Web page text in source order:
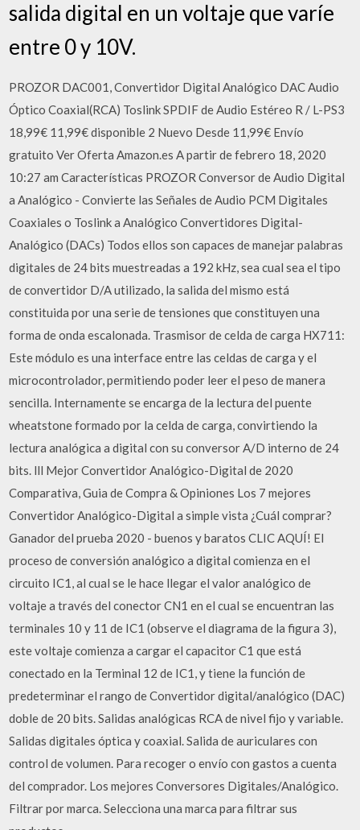
salida digital en un voltaje que varíe
entre 0 y 10V.
PROZOR DAC001, Convertidor Digital Analógico DAC Audio
Óptico Coaxial(RCA) Toslink SPDIF de Audio Estéreo R / L-PS3
18,99€ 11,99€ disponible 2 Nuevo Desde 11,99€ Envío
gratuito Ver Oferta Amazon.es A partir de febrero 18, 2020
10:27 am Características PROZOR Conversor de Audio Digital
a Analógico - Convierte las Señales de Audio PCM Digitales
Coaxiales o Toslink a Analógico Convertidores Digital-
Analógico (DACs) Todos ellos son capaces de manejar palabras
digitales de 24 bits muestreadas a 192 kHz, sea cual sea el tipo
de convertidor D/A utilizado, la salida del mismo está
constituida por una serie de tensiones que constituyen una
forma de onda escalonada. Trasmisor de celda de carga HX711:
Este módulo es una interface entre las celdas de carga y el
microcontrolador, permitiendo poder leer el peso de manera
sencilla. Internamente se encarga de la lectura del puente
wheatstone formado por la celda de carga, convirtiendo la
lectura analógica a digital con su conversor A/D interno de 24
bits. lll Mejor Convertidor Analógico-Digital de 2020
Comparativa, Guia de Compra & Opiniones Los 7 mejores
Convertidor Analógico-Digital a simple vista ¿Cuál comprar?
Ganador del prueba 2020 - buenos y baratos CLIC AQUÍ! El
proceso de conversión analógico a digital comienza en el
circuito IC1, al cual se le hace llegar el valor analógico de
voltaje a través del conector CN1 en el cual se encuentran las
terminales 10 y 11 de IC1 (observe el diagrama de la figura 3),
este voltaje comienza a cargar el capacitor C1 que está
conectado en la Terminal 12 de IC1, y tiene la función de
predeterminar el rango de Convertidor digital/analógico (DAC)
doble de 20 bits. Salidas analógicas RCA de nivel fijo y variable.
Salidas digitales óptica y coaxial. Salida de auriculares con
control de volumen. Para recoger o envío con gastos a cuenta
del comprador. Los mejores Conversores Digitales/Analógico.
Filtrar por marca. Selecciona una marca para filtrar sus